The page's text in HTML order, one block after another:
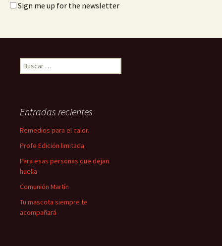
Sign me up for the newsletter
Buscar:
Entradas recientes
Remedios para el calor.
Profe Edición limitada
Para esas personas que dejan
huella
Comunión Martín
Tu mascota siempre te
acompañará